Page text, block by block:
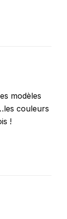
modèles
couleurs
!